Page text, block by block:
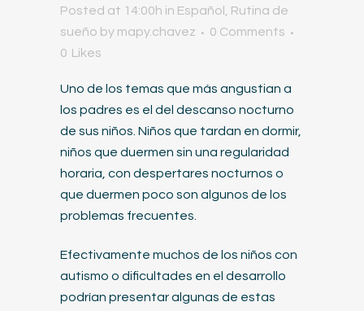
Posted at 14:00h in Español
Rutina de
sueño by mapy.chavez
0 Comments
0 Likes
Uno de los temas que más angustian a
los padres es el del descanso nocturno
de sus niños. Niños que tardan en dormir,
niños que duermen sin una regularidad
horaria, con despertares nocturnos o
que duermen poco son algunos de los
problemas frecuentes.
Efectivamente muchos de los niños con
autismo o dificultades en el desarrollo
podrían presentar algunas de estas